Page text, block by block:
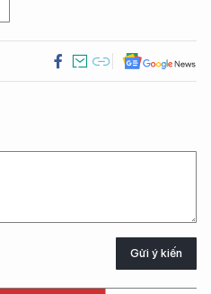
Gửi ý kiến